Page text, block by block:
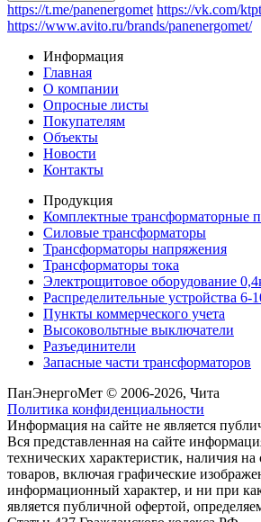
https://t.me/panenergomet https://vk.com/
https://www.avito.ru/brands/panenergomet/
Информация
Главная
О компании
Опросные листы
Покупателям
Объекты
Новости
Контакты
Продукция
Комплектные трансформаторные
Силовые трансформаторы
Трансформаторы напряжения
Трансформаторы тока
Электрощитовое оборудование
Распределительные устройства 6-
Пункты коммерческого учета
Высоковольтные выключатели
Разъединители
Запасные части трансформаторов
ПанЭнергоМет © 2006-2026, Чита
Политика конфиденциальности
Информация на сайте не является
Вся представленная на сайте
технических характеристик, наличия на
товаров, включая графические
информационный характер, и ни при
является публичной офертой,